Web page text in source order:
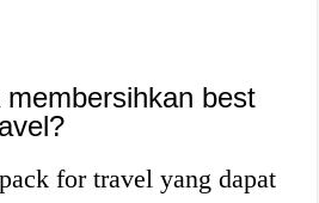
best
for travel yang dapat